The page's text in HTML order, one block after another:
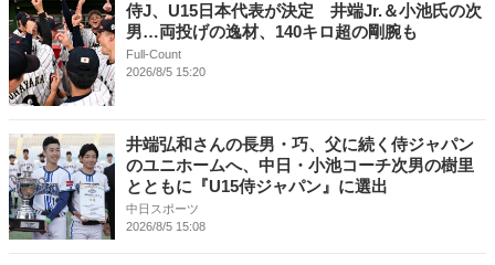
侍J、U15日本代表が決定 井端Jr.＆小池氏の次
男…両投げの逸材、140キロ超の剛腕も
Full-Count
2026/8/5 15:20
井端弘和さんの長男・巧、父に続く侍ジャパン
のユニホームへ、中日・小池コーチ次男の樹里
とともに『U15侍ジャパン』に選出
中日スポーツ
2026/8/5 15:08